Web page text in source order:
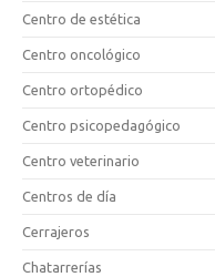
Centro de estética
Centro oncológico
Centro ortopédico
Centro psicopedagógico
Centro veterinario
Centros de día
Cerrajeros
Chatarrerías